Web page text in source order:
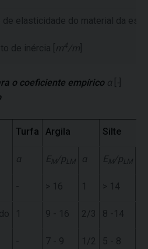
de elasticidade do material da
de inércia [ m 4 /m
o coeficiente empírico α
Turfa Argila Silte
α E M/pLM α E M/pLM
- > 16 1 > 14
1 9 - 16 2/3 8 -14
- 7 - 9 1/2 5 - 8